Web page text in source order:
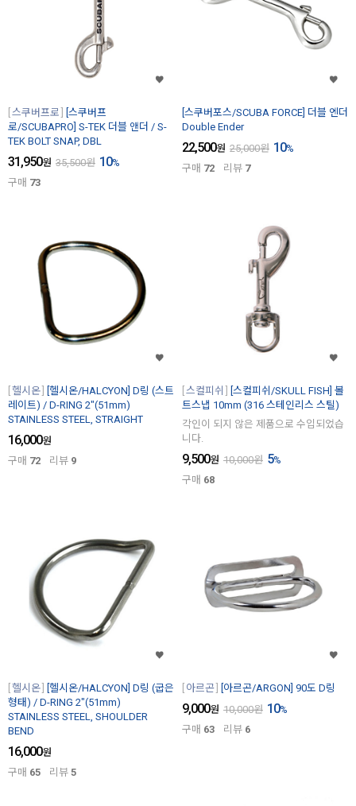
스쿠버프로
[스쿠버프
로/SCUBAPRO] S-TEK 더블 앤더 / S-
TEK BOLT SNAP, DBL
31,950원 35,500원 10%
구매 73
[스쿠버포스/SCUBA FORCE] 더블 엔더
Double Ender
22,500원 25,000원 10%
구매 72 리뷰 7
헬시온
[헬시온/HALCYON] D링 (스트
레이트) / D-RING 2"(51mm)
STAINLESS STEEL, STRAIGHT
16,000원
구매 72 리뷰 9
스컬피쉬
[스컬피쉬/SKULL FISH] 볼
트스냅 10mm (316 스테인리스 스틸)
각인이 되지 않은 제품으로 수입되었습
니다.
9,500원 10,000원 5%
구매 68
헬시온
[헬시온/HALCYON] D링 (굽은
형태) / D-RING 2"(51mm)
STAINLESS STEEL, SHOULDER
BEND
16,000원
구매 65 리뷰 5
아르곤 [아르곤/ARGON] 90도 D링
9,000원 10,000원 10%
구매 63 리뷰 6